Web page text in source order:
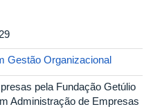
Gestão Organizacional
pela Fundação Getúlio
Administração de Empresas